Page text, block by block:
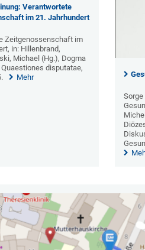
Verantwortete
im 21. Jahrhundert
Zeitgenossenschaft im
in: Hillenbrand,
Michael (Hg.), Dogma
disputatae,
Mehr